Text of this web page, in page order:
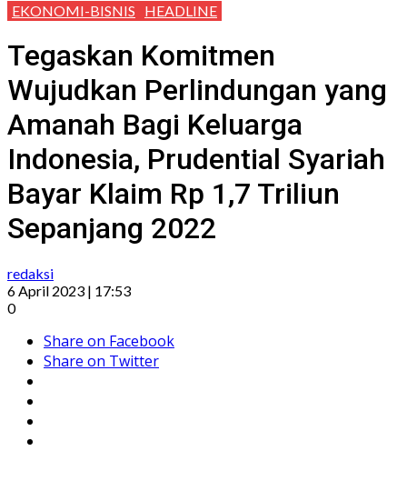
EKONOMI-BISNIS HEADLINE
Tegaskan Komitmen
Wujudkan Perlindungan yang
Amanah Bagi Keluarga
Indonesia, Prudential Syariah
Bayar Klaim Rp 1,7 Triliun
Sepanjang 2022
redaksi
6 April 2023 | 17:53
0
Share on Facebook
Share on Twitter